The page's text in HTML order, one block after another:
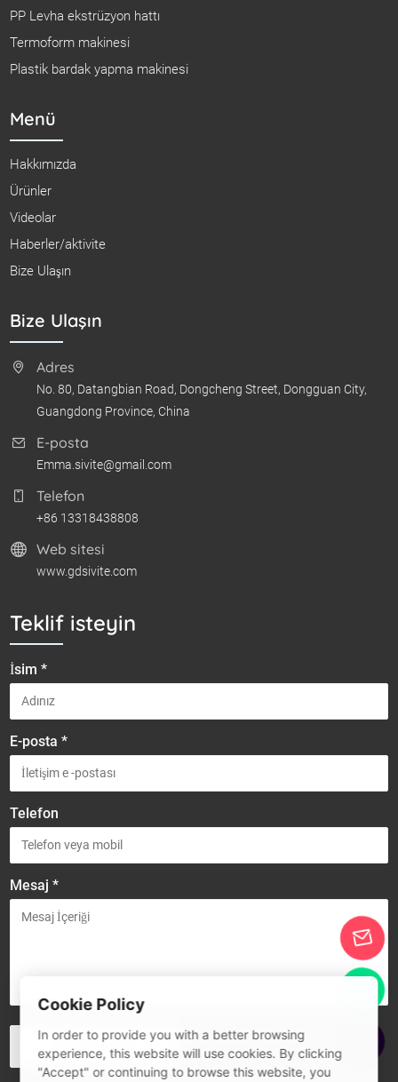
PP Levha ekstrüzyon hattı
Termoform makinesi
Plastik bardak yapma makinesi
Menü
Hakkımızda
Ürünler
Videolar
Haberler/aktivite
Bize Ulaşın
Bize Ulaşın
Adres
No. 80, Datangbian Road, Dongcheng Street, Dongguan City,
Guangdong Province, China
E-posta
Emma.sivite@gmail.com
Telefon
+86 13318438808
Web sitesi
www.gdsivite.com
Teklif isteyin
İsim *
E-posta *
Telefon
Mesaj *
Cookie Policy
In order to provide you with a better browsing
experience, this website will use cookies. By clicking
"Accept" or continuing to browse this website, you